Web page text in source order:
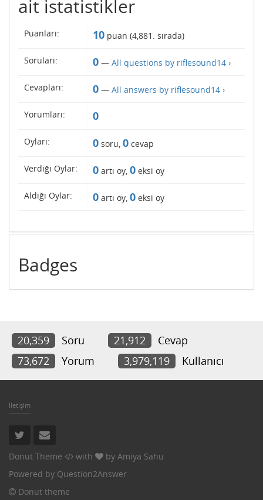
ait istatistikler
Puanları: 10 puan (4,881 . sırada)
Soruları: 0 — All questions by riflesound14 ›
Cevapları: 0 — All answers by riflesound14 ›
Yorumları: 0
Oyları: 0 soru, 0 cevap
Verdiği Oylar: 0 artı oy, 0 eksi oy
Aldığı Oylar: 0 artı oy, 0 eksi oy
Badges
20,359 Soru 21,912
Cevap
73,672
Yorum 3,979,119 Kullanıcı
İletişim
Donut Theme with by Amiya Sahu
Powered by Question2Answer
Donut theme